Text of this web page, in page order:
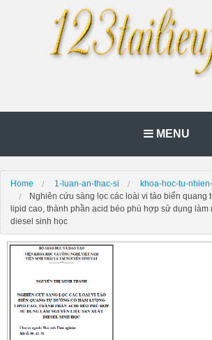
MENU
Home 1-luan-an-thac-si
khoa-hoc-tu-
Nghiên cứu sàng lọc các loài vi tảo biển
lipid cao, thành phần acid béo phù hợp sử dụng làm
diesel sinh học